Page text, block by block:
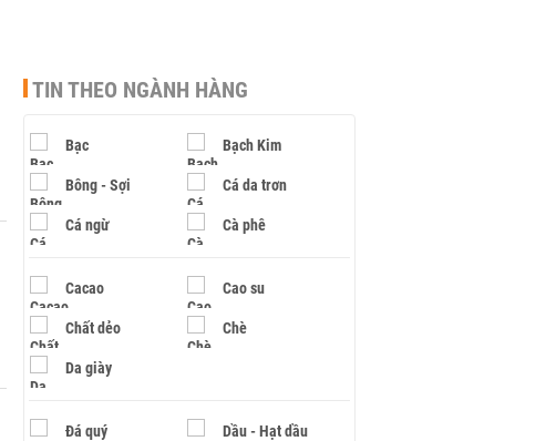
TIN THEO NGÀNH HÀNG
Bạc Bạch Kim
Bông - Sợi Cá da trơn
Cá ngừ Cà phê
Cacao Cao su
Chất dẻo Chè
Da giày
Đá quý Dầu - Hạt dầu